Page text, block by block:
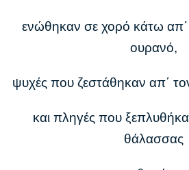
ενώθηκαν σε χορό κάτω
ουρανό,
ψυχές που ζεστάθηκαν απ΄
και πληγές που
θάλασσας